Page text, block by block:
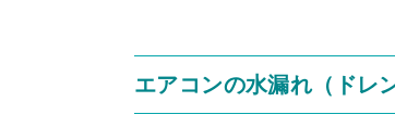
エアコンの水漏れ（ドレ